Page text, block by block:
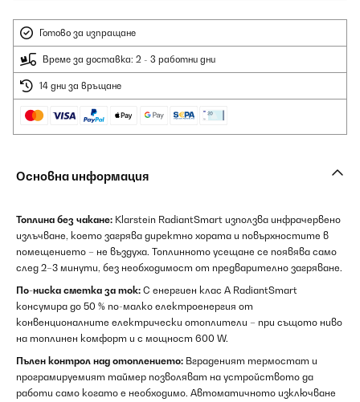
Готово за изпращане
Време за доставка: 2 - 3 работни дни
14 дни за връщане
Основна информация
Топлина без чакане: Klarstein RadiantSmart използва инфрачервено
излъчване, което загрява директно хората и повърхностите в
помещението – не въздуха. Топлинното усещане се появява само
след 2–3 минути, без необходимост от предварително загряване.
По-ниска сметка за ток: С енергиен клас A RadiantSmart
консумира до 50 % по-малко електроенергия от
конвенционалните електрически отоплители – при същото ниво
на топлинен комфорт и с мощност 600 W.
Пълен контрол над отоплението: Вграденият термостат и
програмируемият таймер позволяват на устройството да
работи само когато е необходимо. Автоматичното изключване